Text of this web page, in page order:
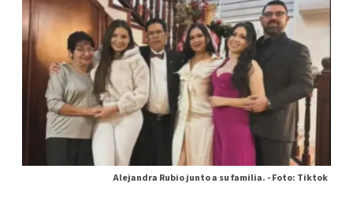
Alejandra Rubio junto a su familia. -Foto: Tiktok